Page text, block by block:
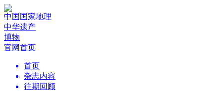
中国国家地理
中华遗产
博物
官网首页
首页
杂志内容
往期回顾